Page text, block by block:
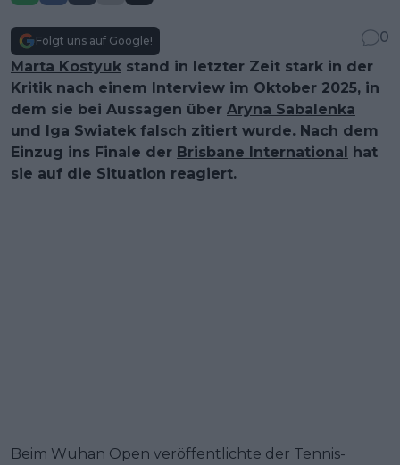
Folgt uns auf Google!
0
Marta Kostyuk stand in letzter Zeit stark in der
Kritik nach einem Interview im Oktober 2025, in
dem sie bei Aussagen über Aryna Sabalenka
und Iga Swiatek falsch zitiert wurde. Nach dem
Einzug ins Finale der Brisbane International hat
sie auf die Situation reagiert.
Beim Wuhan Open veröffentlichte der Tennis-